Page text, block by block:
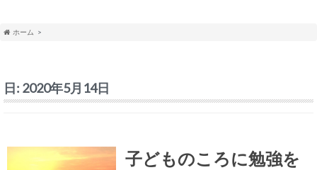
ホーム
日: 2020年5月14日
子どものころに勉強を